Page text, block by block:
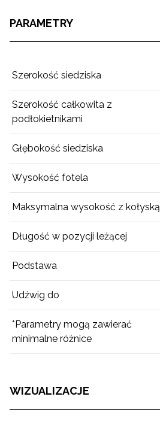
PARAMETRY
Szerokość siedziska
Szerokość całkowita z
podłokietnikami
Głębokość siedziska
Wysokość fotela
Maksymalna wysokość z kołyską
Długość w pozycji leżącej
Podstawa
Udźwig do
*Parametry mogą zawierać
minimalne różnice
WIZUALIZACJE